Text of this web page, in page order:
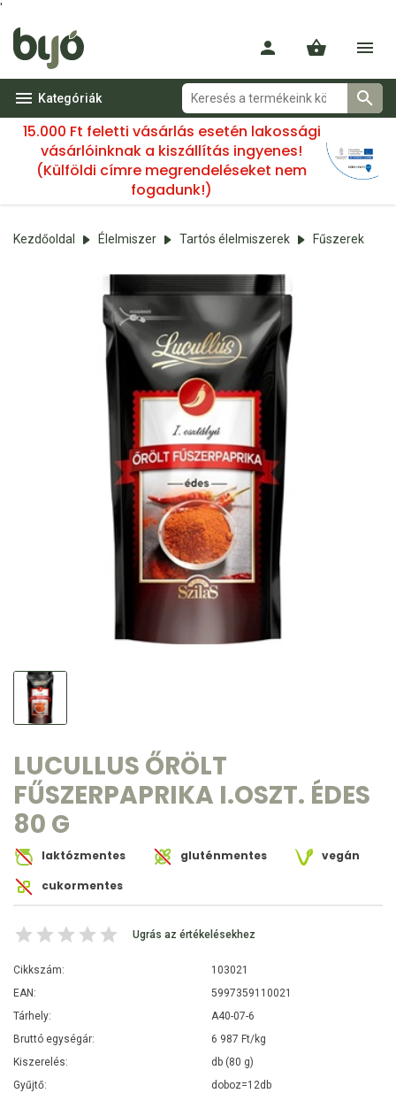
'
Kategóriák
15.000 Ft feletti vásárlás esetén lakossági
vásárlóinknak a kiszállítás ingyenes!
(Külföldi címre megrendeléseket nem
fogadunk!)
Kezdőoldal Élelmiszer Tartós élelmiszerek Fűszerek
LUCULLUS ŐRÖLT
FŰSZERPAPRIKA I.OSZT. ÉDES
80 G
laktózmentes gluténmentes
vegán
cukormentes
Ugrás az értékelésekhez
Cikkszám:
103021
EAN:
5997359110021
Tárhely:
A40-07-6
Bruttó egységár:
6 987 Ft/kg
Kiszerelés:
db (80 g)
Gyűjtő:
doboz=12db